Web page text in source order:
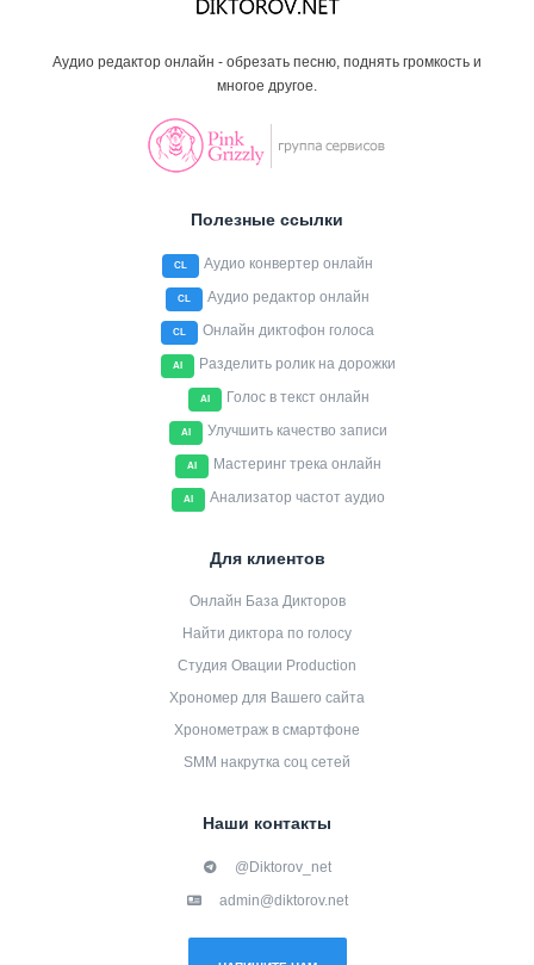
Аудио редактор онлайн - обрезать песню, поднять громкость и
многое другое.
Полезные ссылки
CL Аудио конвертер онлайн
CL Аудио редактор онлайн
CL Онлайн диктофон голоса
AI Разделить ролик на дорожки
AI Голос в текст онлайн
AI Улучшить качество записи
AI Мастеринг трека онлайн
AI Анализатор частот аудио
Для клиентов
Онлайн База Дикторов
Найти диктора по голосу
Студия Овации Production
Хрономер для Вашего сайта
Хронометраж в смартфоне
SMM накрутка соц сетей
Наши контакты
@Diktorov_net
admin@diktorov.net